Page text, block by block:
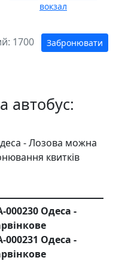
вокзал
1700 Забронювати
автобус:
- Лозова можна
квитків
000230 Одеса -
000231 Одеса -